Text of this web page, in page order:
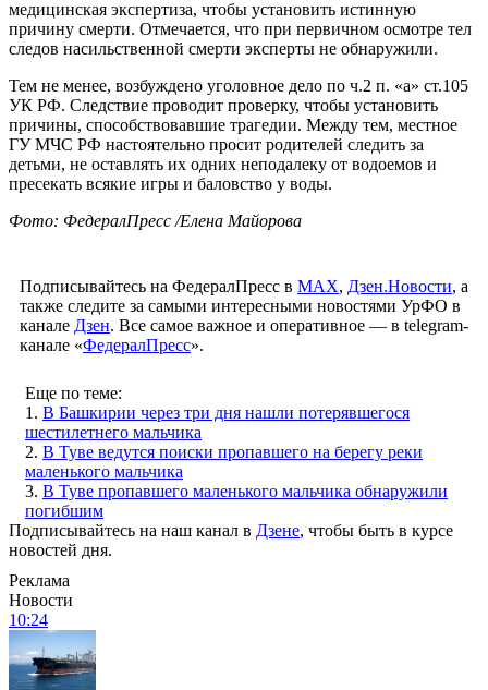
медицинская экспертиза, чтобы установить истинную
причину смерти. Отмечается, что при первичном осмотре тел
следов насильственной смерти эксперты не обнаружили.
Тем не менее, возбуждено уголовное дело по ч.2 п. «а» ст.105
УК РФ. Следствие проводит проверку, чтобы установить
причины, способствовавшие трагедии. Между тем, местное
ГУ МЧС РФ настоятельно просит родителей следить за
детьми, не оставлять их одних неподалеку от водоемов и
пресекать всякие игры и баловство у воды.
Фото: ФедералПресс /Елена Майорова
Подписывайтесь на ФедералПресс в МАХ, Дзен.Новости, а
также следите за самыми интересными новостями УрФО в
канале Дзен. Все самое важное и оперативное — в telegram-
канале «ФедералПресс».
Еще по теме:
1. В Башкирии через три дня нашли потерявшегося
шестилетнего мальчика
2. В Туве ведутся поиски пропавшего на берегу реки
маленького мальчика
3. В Туве пропавшего маленького мальчика обнаружили
погибшим
Подписывайтесь на наш канал в Дзене, чтобы быть в курсе
новостей дня.
Реклама
Новости
10:24